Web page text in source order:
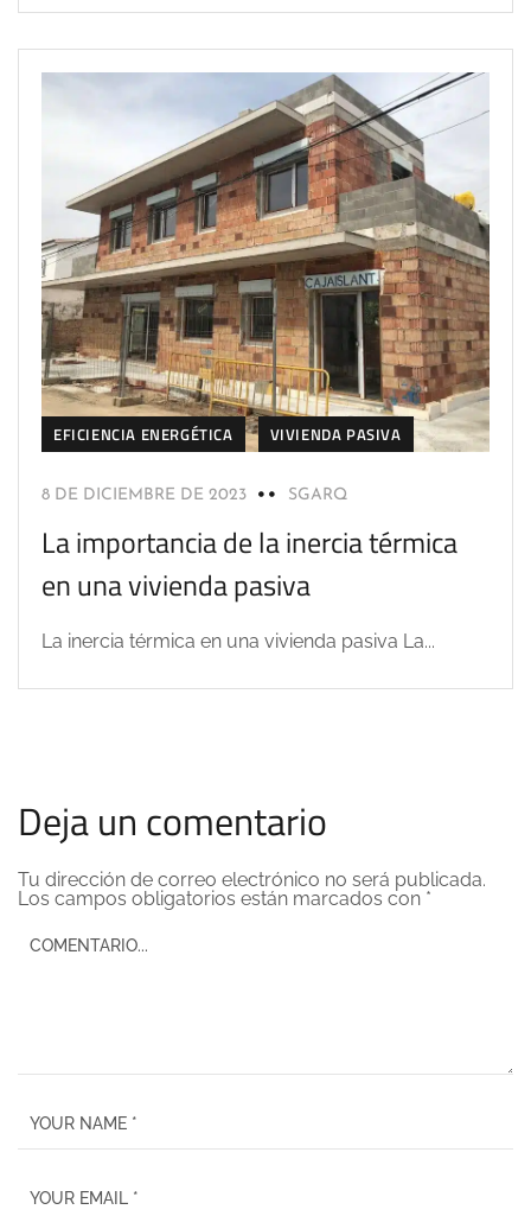
EFICIENCIA ENERGÉTICA VIVIENDA PASIVA
8 DE DICIEMBRE DE 2023 SGARQ
La importancia de la inercia térmica
en una vivienda pasiva
La inercia térmica en una vivienda pasiva La...
Deja un comentario
Tu dirección de correo electrónico no será publicada.
Los campos obligatorios están marcados con *